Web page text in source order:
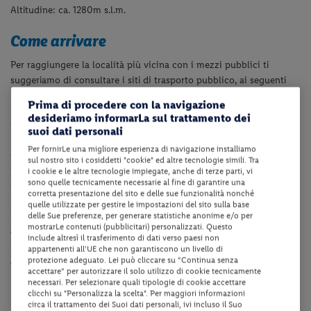
Altitudine: ca. 1280m s.l.m.
Come arrivare
Per raggiungere la località più vicina con i mezzi pubblici ti
suggeriamo di consultare i siti di trasporto pubblico, ai seguenti
• In Alto Adige con trasporti da Bolzano puoi visitare il sito dei
trasporti locali www.sad.it o il sito www.altoadigemobilita.info/it
• In Trentino con trasporti da Trento puoi visitare il sito dei
trasporti locali www.trentinotrasporti.it
Inoltre, ti consigliamo di pianificare il tuo viaggio in anticipo
valutando i tempi di percorrenza.
Per strutture in provincia di Trento, ti indichiamo laTrentino Guest
Card, che offre servizi utili (trasporti, ingressi, attività).
Per strutture in provincia di Bolzano, ti indichiamo la
Guest Pass, che offre servizi utili (trasporti, ingressi, attività).
Dotazioni della struttura
Prima di procedere con la navigazione
desideriamo informarLa sul trattamento dei
suoi dati personali
Per fornirLe una migliore esperienza di navigazione installiamo
sul nostro sito i cosiddetti "cookie" ed altre tecnologie simili. Tra
i cookie e le altre tecnologie impiegate, anche di terze parti, vi
sono quelle tecnicamente necessarie al fine di garantire una
corretta presentazione del sito e delle sue funzionalità nonché
quelle utilizzate per gestire le impostazioni del sito sulla base
delle Sue preferenze, per generare statistiche anonime e/o per
mostrarLe contenuti (pubblicitari) personalizzati. Questo
include altresì il trasferimento di dati verso paesi non
appartenenti all'UE che non garantiscono un livello di
protezione adeguato. Lei può cliccare su “Continua senza
accettare” per autorizzare il solo utilizzo di cookie tecnicamente
necessari. Per selezionare quali tipologie di cookie accettare
clicchi su "Personalizza la scelta". Per maggiori informazioni
circa il trattamento dei Suoi dati personali, ivi incluso il Suo